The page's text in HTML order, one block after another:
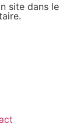
site dans le